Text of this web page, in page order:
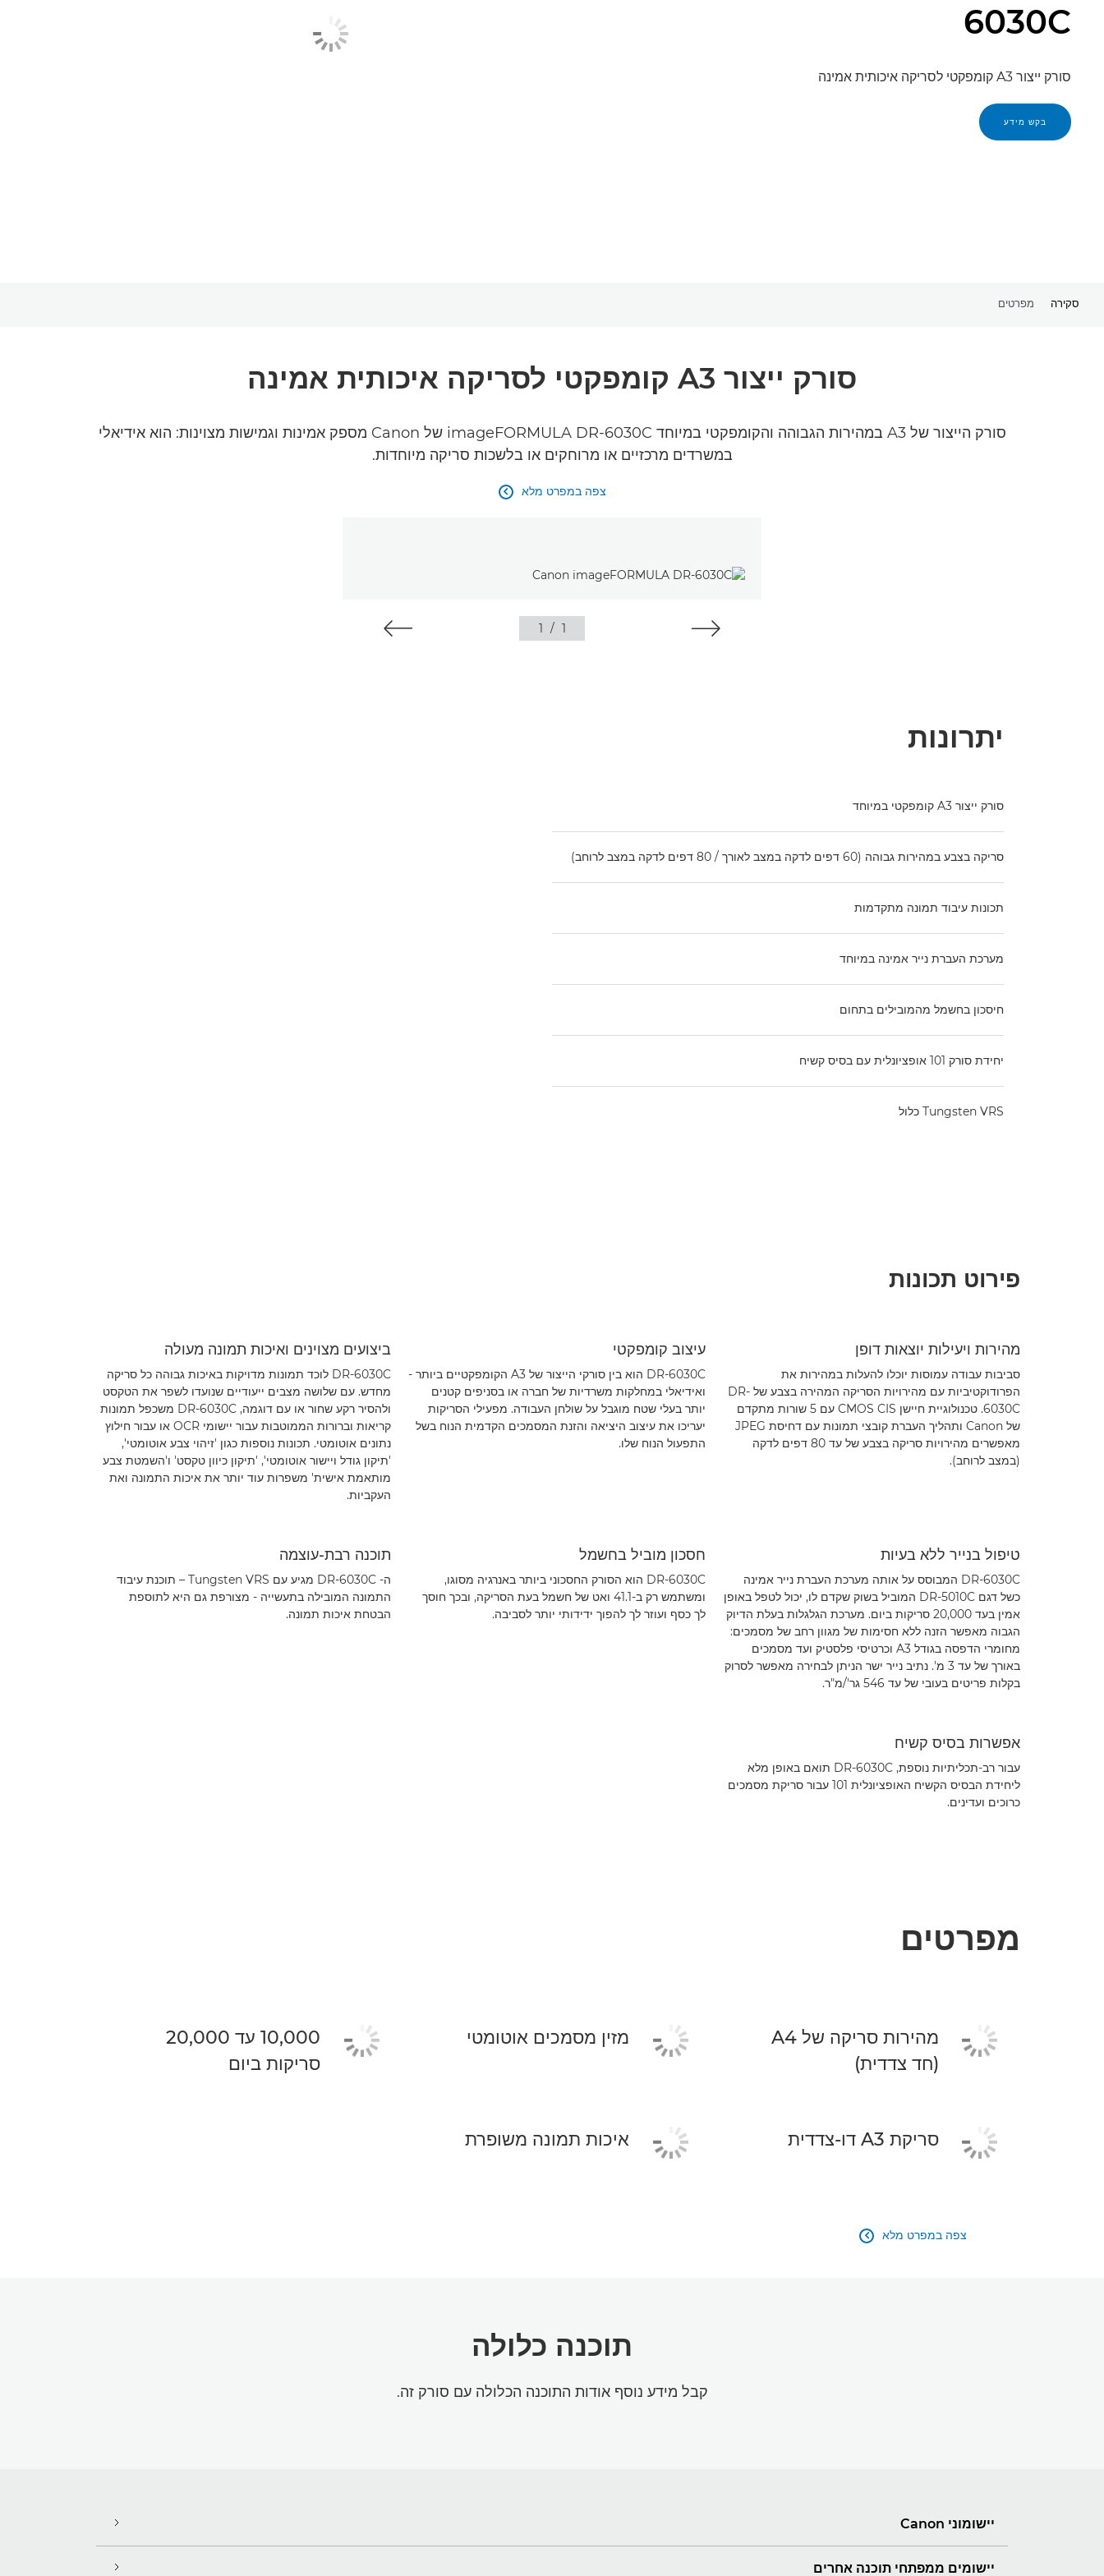
6030C
סורק ייצור A3 קומפקטי לסריקה איכותית אמינה
בקש מידע
סקירה מפרטים
סורק ייצור A3 קומפקטי לסריקה איכותית אמינה
סורק הייצור של A3 במהירות הגבוהה והקומפקטי במיוחד imageFORMULA DR-6030C של Canon מספק אמינות וגמישות מצוינות: הוא אידיאלי
במשרדים מרכזיים או מרוחקים או בלשכות סריקה מיוחדות.
צפה במפרט מלא 
1
/
1
יתרונות
סורק ייצור A3 קומפקטי במיוחד
סריקה בצבע במהירות גבוהה (60 דפים לדקה במצב לאורך / 80 דפים לדקה במצב לרוחב)
תכונות עיבוד תמונה מתקדמות
מערכת העברת נייר אמינה במיוחד
חיסכון בחשמל מהמובילים בתחום
יחידת סורק 101 אופציונלית עם בסיס קשיח
Tungsten VRS כלול
פירוט תכונות
מהירות ויעילות יוצאות דופן
סביבות עבודה עמוסות יוכלו להעלות במהירות את
הפרודוקטיביות עם מהירויות הסריקה המהירה בצבע של DR-
6030C. טכנולוגיית חיישן CMOS CIS עם 5 שורות מתקדם
של Canon ותהליך העברת קובצי תמונות עם דחיסת JPEG
מאפשרים מהירויות סריקה בצבע של עד 80 דפים לדקה
(במצב לרוחב).
עיצוב קומפקטי
DR-6030C הוא בין סורקי הייצור של A3 הקומפקטיים ביותר -
ואידיאלי במחלקות משרדיות של חברה או בסניפים קטנים
יותר בעלי שטח מוגבל על שולחן העבודה. מפעילי הסריקות
יעריכו את עיצוב היציאה והזנת המסמכים הקדמית הנוח בשל
התפעול הנוח שלו.
ביצועים מצוינים ואיכות תמונה מעולה
DR-6030C לוכד תמונות מדויקות באיכות גבוהה כל סריקה
מחדש. עם שלושה מצבים ייעודיים שנועדו לשפר את הטקסט
ולהסיר רקע שחור או עם דוגמה, DR-6030C משכפל תמונות
קריאות וברורות הממוטבות עבור יישומי OCR או עבור חילוץ
נתונים אוטומטי. תכונות נוספות כגון 'זיהוי צבע אוטומטי',
'תיקון גודל ויישור אוטומטי', 'תיקון כיוון טקסט' ו'השמטת צבע
מותאמת אישית' משפרות עוד יותר את איכות התמונה ואת
העקביות.
טיפול בנייר ללא בעיות
DR-6030C המבוסס על אותה מערכת העברת נייר אמינה
כשל דגם DR-5010C המוביל בשוק שקדם לו, יכול לטפל באופן
אמין בעד 20,000 סריקות ביום. מערכת הגלגלות בעלת הדיוק
הגבוה מאפשר הזנה ללא חסימות של מגוון רחב של מסמכים:
מחומרי הדפסה בגודל A3 וכרטיסי פלסטיק ועד מסמכים
באורך של עד 3 מ'. נתיב נייר ישר הניתן לבחירה מאפשר לסרוק
בקלות פריטים בעובי של עד 546 גר'/מ"ר.
חסכון מוביל בחשמל
DR-6030C הוא הסורק החסכוני ביותר באנרגיה מסוגו,
ומשתמש רק ב-41.1 ואט של חשמל בעת הסריקה, ובכך חוסך
לך כסף ועוזר לך להפוך ידידותי יותר לסביבה.
תוכנה רבת-עוצמה
ה- DR-6030C מגיע עם Tungsten VRS – תוכנת עיבוד
התמונה המובילה בתעשייה - מצורפת גם היא לתוספת
הבטחת איכות תמונה.
אפשרות בסיס קשיח
עבור רב-תכליתיות נוספת, DR-6030C תואם באופן מלא
ליחידת הבסיס הקשיח האופציונלית 101 עבור סריקת מסמכים
כרוכים ועדינים.
מפרטים
מהירות סריקה של A4
(חד צדדית)
מזין מסמכים אוטומטי
10,000 עד 20,000
סריקות ביום
סריקת A3 דו-צדדית איכות תמונה משופרת
צפה במפרט מלא 
תוכנה כלולה
קבל מידע נוסף אודות התוכנה הכלולה עם סורק זה.
יישומוני Canon
יישומים ממפתחי תוכנה אחרים